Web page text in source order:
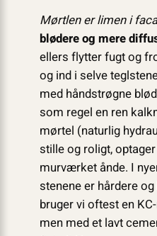
Mørtlen er limen i
blødere og mere
ellers flytter fugt og
og ind i selve
med håndstrøgne
som regel en ren
mørtel (naturlig
stille og roligt,
murværket ånde. I
stenene er hårdere
bruger vi oftest en
men med et lavt